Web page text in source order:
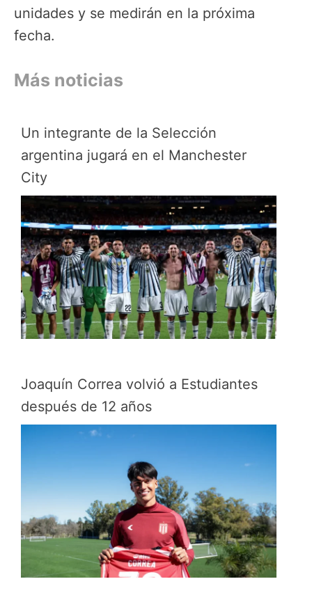
unidades y se medirán en la próxima
fecha.
Más noticias
Un integrante de la Selección
argentina jugará en el Manchester
City
Joaquín Correa volvió a Estudiantes
después de 12 años